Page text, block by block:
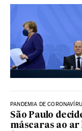
PANDEMIA DE
São Paulo
máscaras ao ar